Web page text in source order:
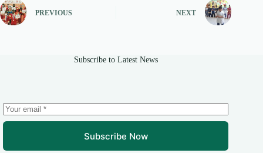
PREVIOUS NEXT
Subscribe to Latest News
Subscribe Now